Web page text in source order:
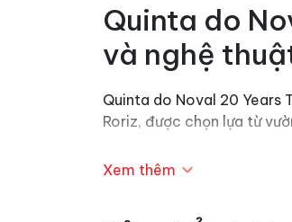
Quinta do
và nghệ
Quinta do Noval 20 Years
Roriz, được chọn lựa từ
hương vị đặc biệt và phức
Rượu vang Quinta do
Xem thêm